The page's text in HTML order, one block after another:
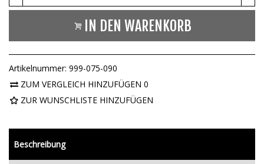
IN DEN WARENKORB
Artikelnummer: 999-075-090
ZUM VERGLEICH HINZUFÜGEN 0
ZUR WUNSCHLISTE HINZUFÜGEN
Beschreibung